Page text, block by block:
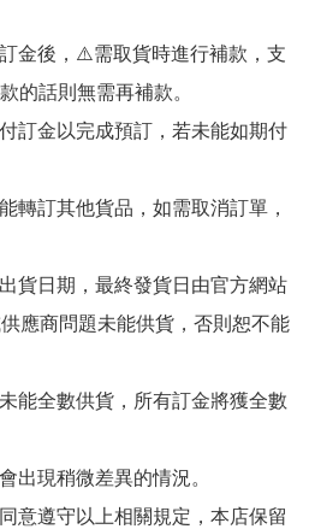
金後，⚠️需取貨時進行補款，支
的話則無需再補款。
訂金以完成預訂，若未能如期付
轉訂其他貨品，如需取消訂單，
貨日期，最終發貨日由官方網站
應商問題未能供貨，否則恕不能
能全數供貨，所有訂金將獲全數
出現稍微差異的情況。
意遵守以上相關規定，本店保留